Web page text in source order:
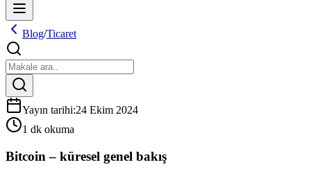
Blog/Ticaret
Yayın tarihi:24 Ekim 2024
1 dk okuma
Bitcoin – küresel genel bakış